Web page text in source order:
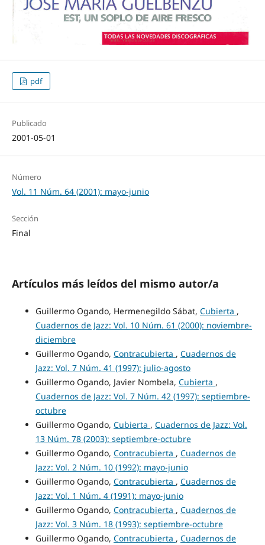
pdf
Publicado
2001-05-01
Número
Vol. 11 Núm. 64 (2001): mayo-junio
Sección
Final
Artículos más leídos del mismo autor/a
Guillermo Ogando, Hermenegildo Sábat, Cubierta ,
Cuadernos de Jazz: Vol. 10 Núm. 61 (2000): noviembre-
diciembre
Guillermo Ogando, Contracubierta , Cuadernos de
Jazz: Vol. 7 Núm. 41 (1997): julio-agosto
Guillermo Ogando, Javier Nombela, Cubierta ,
Cuadernos de Jazz: Vol. 7 Núm. 42 (1997): septiembre-
octubre
Guillermo Ogando, Cubierta , Cuadernos de Jazz: Vol.
13 Núm. 78 (2003): septiembre-octubre
Guillermo Ogando, Contracubierta , Cuadernos de
Jazz: Vol. 2 Núm. 10 (1992): mayo-junio
Guillermo Ogando, Contracubierta , Cuadernos de
Jazz: Vol. 1 Núm. 4 (1991): mayo-junio
Guillermo Ogando, Contracubierta , Cuadernos de
Jazz: Vol. 3 Núm. 18 (1993): septiembre-octubre
Guillermo Ogando, Contracubierta , Cuadernos de